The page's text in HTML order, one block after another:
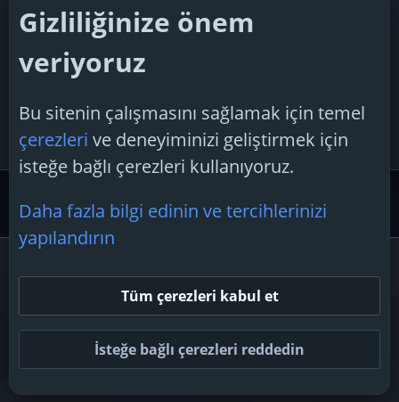
anlatır mısınız?'
Umudb 4 Ocak 2026
Cevaplar: 6
Konu 'Linux'a geçmeli miyim?'
mumbaililyzw
6 Kasım 2025
Cevaplar: 3
Alternatif Bilişim Linux Desteği
Şartlar ve kurallar
Gizlilik politikası
Yardım
Ana sayfa
R
S
Topluluk platform by TechForumTR
Gizliliğinize önem
veriyoruz
Bu sitenin çalışmasını sağlamak için temel
çerezleri ve deneyiminizi geliştirmek için
isteğe bağlı çerezleri kullanıyoruz.
Daha fazla bilgi edinin ve tercihlerinizi
yapılandırın
Tüm çerezleri kabul et
İsteğe bağlı çerezleri reddedin